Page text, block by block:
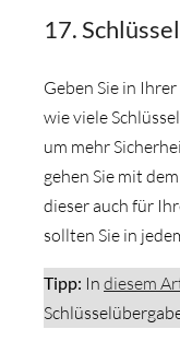
17. Schlüssel
Geben Sie in
wie viele
um mehr
gehen Sie mit
dieser auch für
sollten Sie in
Tipp: In diesem